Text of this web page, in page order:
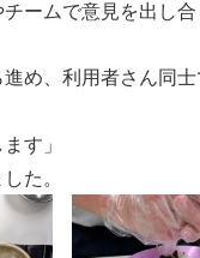
ームで意見を出し
め、利用者さん同
す」